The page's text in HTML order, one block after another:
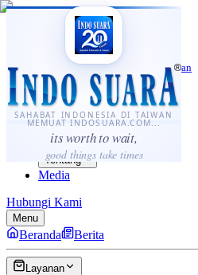
SAHABAT INDONESIA DI TAIWAN
MEMUAT INDOSUARA.COM...
its worth to wait,
good things take times
·...
⌘K
Sahabat Indonesia di Taiwan
Berita
Layanan
Komunitas
Panduan
Tentang
Media
Hubungi Kami
Menu
Beranda Berita
Layanan